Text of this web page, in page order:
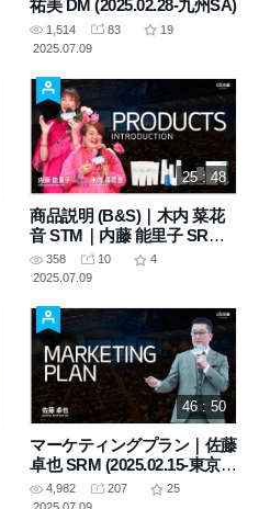
祐美 DM (2025.02.28-九州SA)
1,514 83
19
2025.07.09
25 : 48
商品説明 (B&S)｜木内 菜花
音 STM｜内藤 能里子 SRM
(2025.04.25-東京SA)
358 10
4
2025.07.09
46 : 50
マーケティングプラン｜佐藤
卓也 SRM (2025.02.15-東京
SA)4,982 207
25